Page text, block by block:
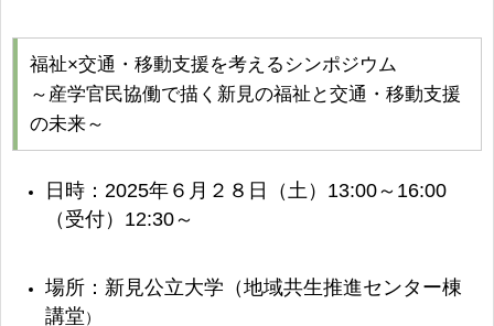
福祉×交通・移動支援を考えるシンポジウム
～産学官民協働で描く新見の福祉と交通・移動支援
の未来～
日時：2025年６月２８日（土）13:00～16:00
（受付）12:30～
場所：新見公立大学（地域共生推進センター棟
講堂）